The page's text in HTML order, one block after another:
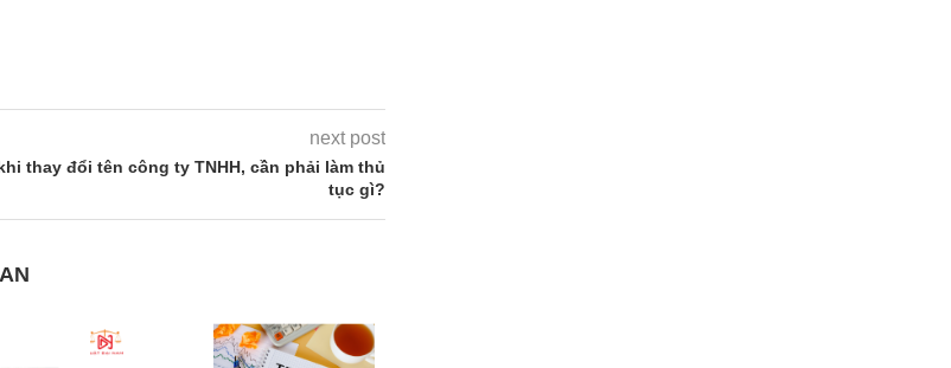
next post
thay đổi tên công ty TNHH, cần phải làm thủ
tục gì?